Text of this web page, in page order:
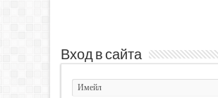
Вход в сайта